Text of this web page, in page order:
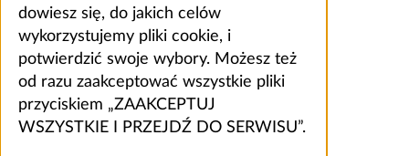
dowiesz się, do jakich celów
wykorzystujemy pliki cookie, i
potwierdzić swoje wybory. Możesz też
od razu zaakceptować wszystkie pliki
przyciskiem „ZAAKCEPTUJ
WSZYSTKIE I PRZEJDŹ DO SERWISU”.